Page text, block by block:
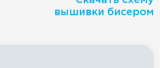
вышивки бисером